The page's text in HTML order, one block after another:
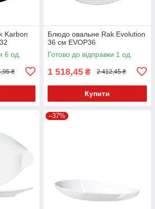
Karbon
6 од.
₴
Блюдо овальне Rak Evolution
36 см EVOP36
Готово до відправки 1 од.
1 518,45 ₴ 2 412,45 ₴
Купити
–37%